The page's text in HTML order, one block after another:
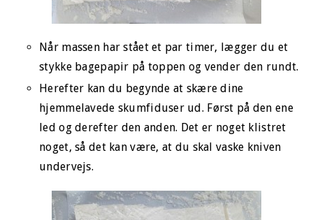
Når massen har stået et par timer, lægger du et
stykke bagepapir på toppen og vender den rundt.
Herefter kan du begynde at skære dine
hjemmelavede skumfiduser ud. Først på den ene
led og derefter den anden. Det er noget klistret
noget, så det kan være, at du skal vaske kniven
undervejs.